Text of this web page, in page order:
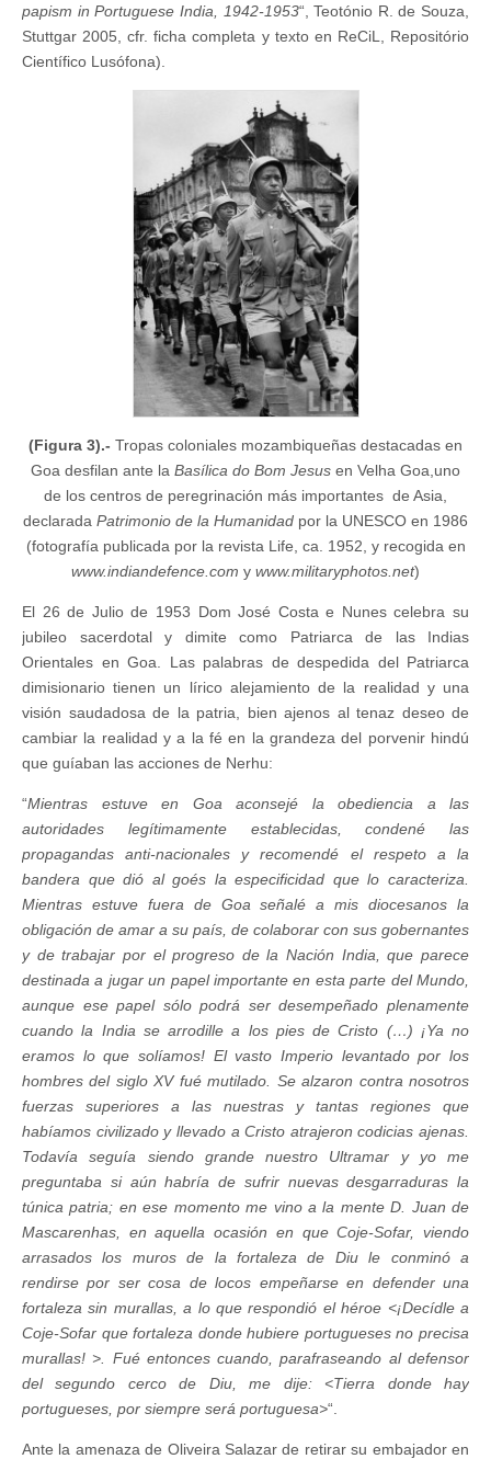
papism in Portuguese India, 1942-1953“, Teotónio R. de Souza,
Stuttgar 2005, cfr. ficha completa y texto en ReCiL, Repositório
Científico Lusófona).
(Figura 3).- Tropas coloniales mozambiqueñas destacadas en
Goa desfilan ante la Basílica do Bom Jesus en Velha Goa,uno
de los centros de peregrinación más importantes de Asia,
declarada Patrimonio de la Humanidad por la UNESCO en 1986
(fotografía publicada por la revista Life, ca. 1952, y recogida en
www.indiandefence.com y www.militaryphotos.net)
El 26 de Julio de 1953 Dom José Costa e Nunes celebra su
jubileo sacerdotal y dimite como Patriarca de las Indias
Orientales en Goa. Las palabras de despedida del Patriarca
dimisionario tienen un lírico alejamiento de la realidad y una
visión saudadosa de la patria, bien ajenos al tenaz deseo de
cambiar la realidad y a la fé en la grandeza del porvenir hindú
que guíaban las acciones de Nerhu:
“Mientras estuve en Goa aconsejé la obediencia a las
autoridades legítimamente establecidas, condené las
propagandas anti-nacionales y recomendé el respeto a la
bandera que dió al goés la especificidad que lo caracteriza.
Mientras estuve fuera de Goa señalé a mis diocesanos la
obligación de amar a su país, de colaborar con sus gobernantes
y de trabajar por el progreso de la Nación India, que parece
destinada a jugar un papel importante en esta parte del Mundo,
aunque ese papel sólo podrá ser desempeñado plenamente
cuando la India se arrodille a los pies de Cristo (…) ¡Ya no
eramos lo que solíamos! El vasto Imperio levantado por los
hombres del siglo XV fué mutilado. Se alzaron contra nosotros
fuerzas superiores a las nuestras y tantas regiones que
habíamos civilizado y llevado a Cristo atrajeron codicias ajenas.
Todavía seguía siendo grande nuestro Ultramar y yo me
preguntaba si aún habría de sufrir nuevas desgarraduras la
túnica patria; en ese momento me vino a la mente D. Juan de
Mascarenhas, en aquella ocasión en que Coje-Sofar, viendo
arrasados los muros de la fortaleza de Diu le conminó a
rendirse por ser cosa de locos empeñarse en defender una
fortaleza sin murallas, a lo que respondió el héroe <¡Decídle a
Coje-Sofar que fortaleza donde hubiere portugueses no precisa
murallas! >. Fué entonces cuando, parafraseando al defensor
del segundo cerco de Diu, me dije: <Tierra donde hay
portugueses, por siempre será portuguesa>“.
Ante la amenaza de Oliveira Salazar de retirar su embajador en